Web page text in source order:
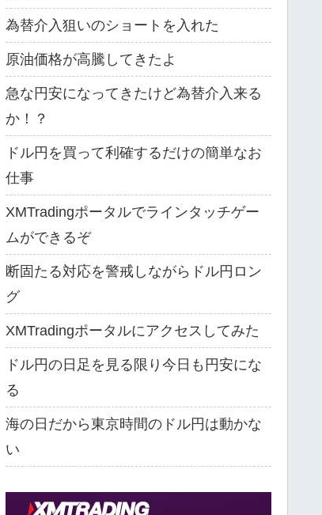
為替介入狙いのショートを入れた
原油価格が高騰してきたよ
急な円安になってきたけど為替介入来る
か！？
ドル円を買って利確するだけの簡単なお
仕事
XMTradingポータルでラインタッチゲー
ムができるぞ
断固たる対応を警戒しながらドル円ロン
グ
XMTradingポータルにアクセスしてみた
ドル円の日足を見る限り今日も円安にな
る
海の日だから東京時間のドル円は動かな
い